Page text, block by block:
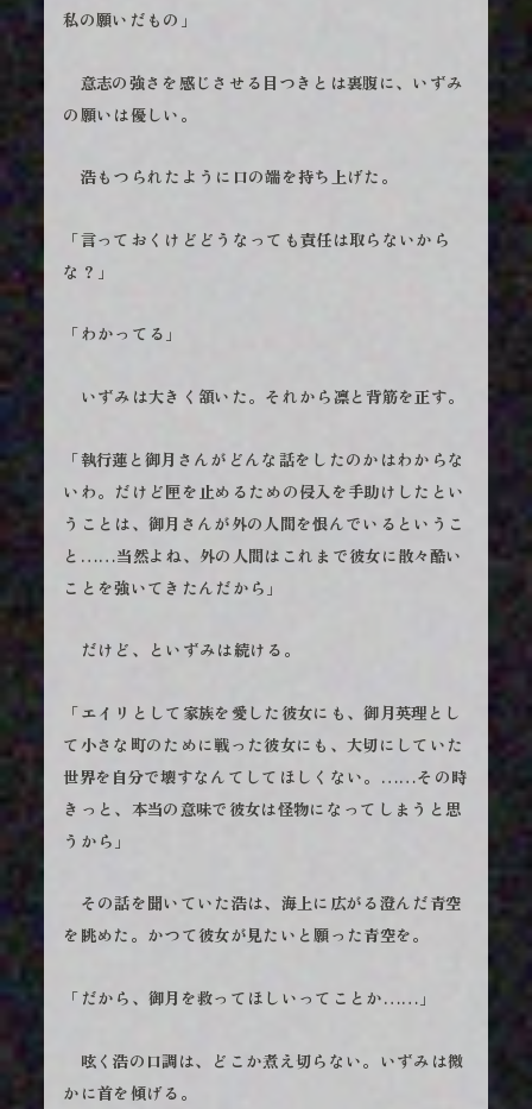
私の願いだもの」
意志の強さを感じさせる目つきとは裏腹に、いずみ
の願いは優しい。
浩もつられたように口の端を持ち上げた。
「言っておくけどどうなっても責任は取らないから
な？」
「わかってる」
いずみは大きく頷いた。それから凛と背筋を正す。
「執行蓮と御月さんがどんな話をしたのかはわからな
いわ。だけど匣を止めるための侵入を手助けしたとい
うことは、御月さんが外の人間を恨んでいるというこ
と……当然よね、外の人間はこれまで彼女に散々酷い
ことを強いてきたんだから」
だけど、といずみは続ける。
「エイリとして家族を愛した彼女にも、御月英理とし
て小さな町のために戦った彼女にも、大切にしていた
世界を自分で壊すなんてしてほしくない。……その時
きっと、本当の意味で彼女は怪物になってしまうと思
うから」
その話を聞いていた浩は、海上に広がる澄んだ青空
を眺めた。かつて彼女が見たいと願った青空を。
「だから、御月を救ってほしいってことか……」
呟く浩の口調は、どこか煮え切らない。いずみは微
かに首を傾げる。